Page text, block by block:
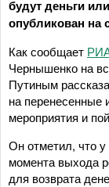
будут деньги
опубликован на
Как сообщает
Чернышенко на
Путиным
на перенесенные
мероприятия и
Он отметил, что
момента выхода
для возврата